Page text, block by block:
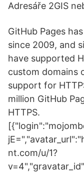
Adresáře 2GIS
GitHub Pages
since 2009, and
have supported
custom domains
support for
million GitHub
HTTPS.
nt.com/u/1?